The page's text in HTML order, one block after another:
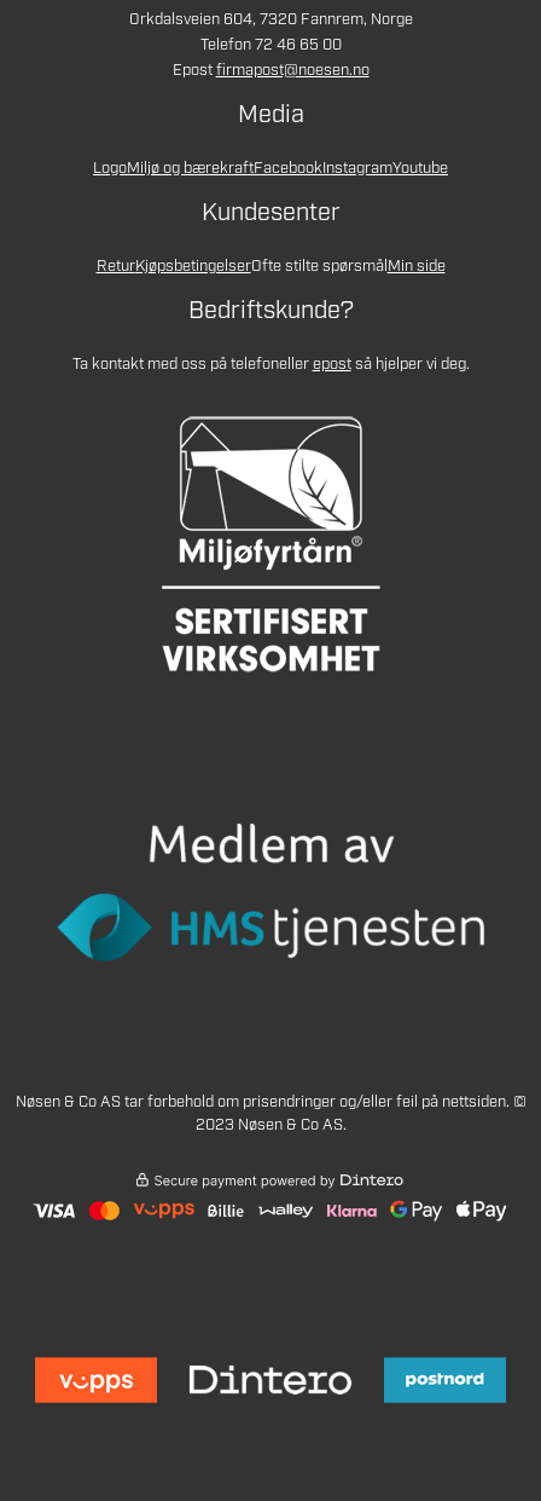
Orkdalsveien 604, 7320 Fannrem, Norge
Telefon 72 46 65 00
Epostfirmapost@noesen.no
Media
LogoMiljø og bærekraftFacebookInstagramYoutube
Kundesenter
ReturKjøpsbetingelserOfte stilte spørsmålMin side
Bedriftskunde?
Ta kontakt med oss på telefonellerepostså hjelper vi deg.
Nøsen & Co AS tar forbehold om prisendringer og/eller feil på nettsiden. ©
2023 Nøsen & Co AS.